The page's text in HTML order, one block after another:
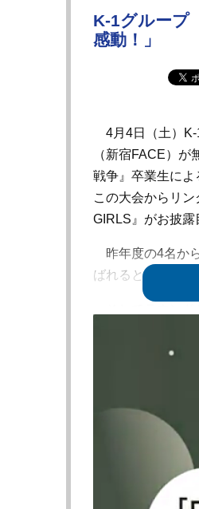
K-1グループ
感動！」
4月4日（土）K-
（新宿FACE）
戦争』卒業生によ
この大会からリ
GIRLS』がお披露
昨年度の4名か
ばれると笑顔で無
『KHAOS
大会2019ファイ
特別賞を受賞す
水瀬は今回のラ
間近で見た試合
非、沢山の方々